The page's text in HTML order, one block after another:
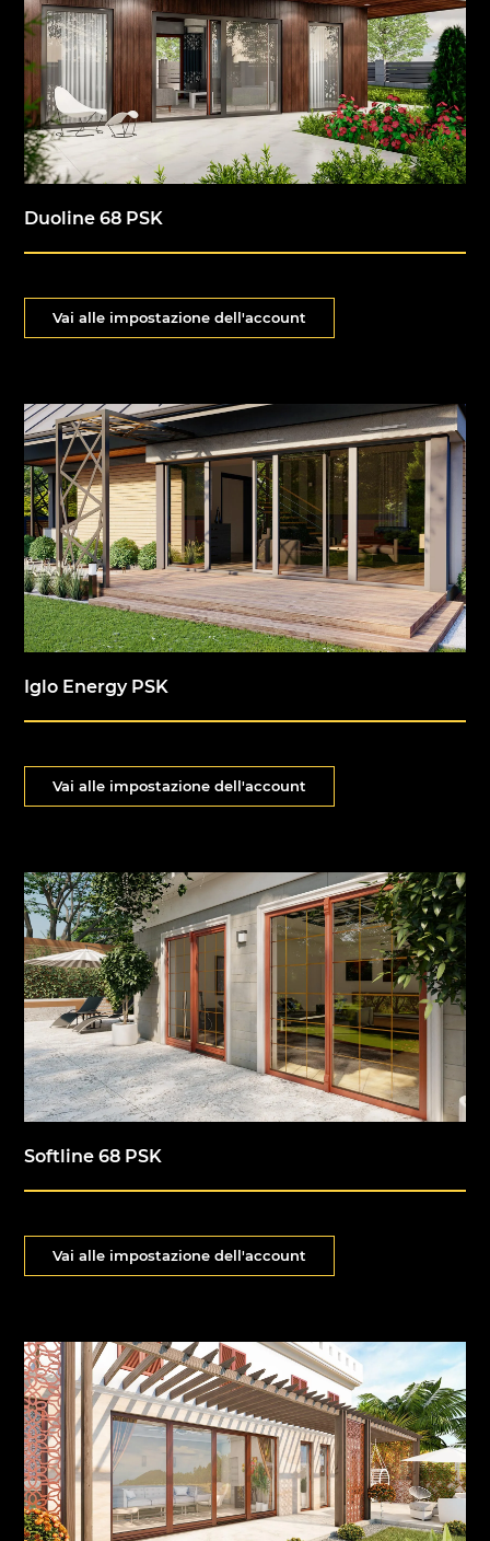
Duoline 68 PSK
Vai alle impostazione dell'account
Iglo Energy PSK
Vai alle impostazione dell'account
Softline 68 PSK
Vai alle impostazione dell'account